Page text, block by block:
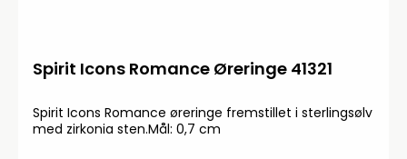
Spirit Icons Romance Øreringe 41321
Spirit Icons Romance øreringe fremstillet i sterlingsølv
med zirkonia sten.Mål: 0,7 cm